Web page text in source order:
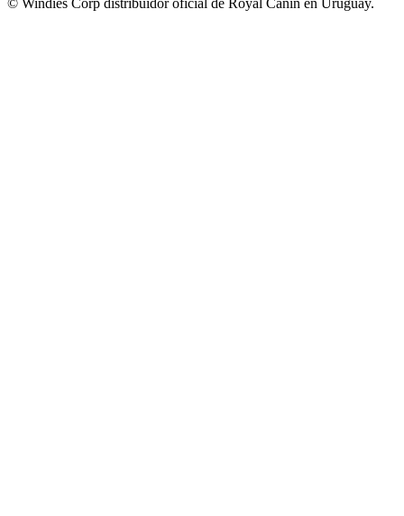
© Windies Corp distribuidor oficial de Royal Canin en Uruguay.